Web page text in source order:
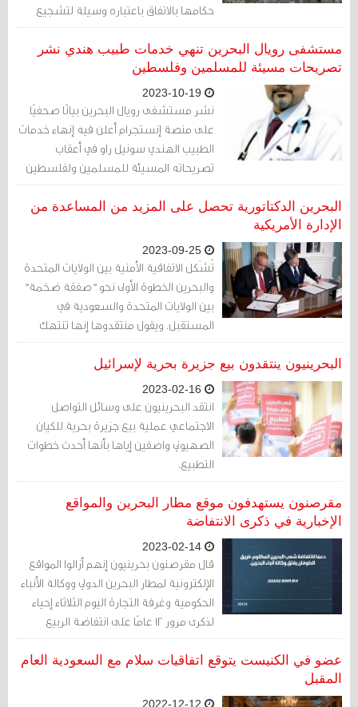
حكامها بالاتفاق باعتباره وسيلة لتشجيع
إسرائيل وإقناعها باتخاذ خطوات إيجابية
بشأن إنهاء احتلالها للأراضي الفلسطينية
وضمّها، وحذت حذوها كل من البحرين
والسودان والمغرب.
مستشفى رويال البحرين تنهي خدمات طبيب هندي نشر
تصريحات مسيئة للمسلمين وفلسطين
نشر مستشفى رويال البحرين بيانًا صحفيًا
على منصة إنستجرام أعلن فيه إنهاء خدمات
الطبيب الهندي سونيل راو في أعقاب
تصريحاته المسيئة للمسلمين ولفلسطين
على وسائل التواصل الاجتماعي.
البحرين الدكتاتورية تحصل على المزيد من المساعدة من
الإدارة الأمريكية
تُشَكل الاتفاقية الأمنية بين الولايات المتحدة
والبحرين الخطوة الأولى نحو "صفقة ضخمة"
بين الولايات المتحدة والسعودية في
المستقبل. ويقول منتقدوها إنها تنتهك
الدستور الأمريكي وتساعد جلادي البحرين.
البحرينيون ينتقدون بيع جزيرة بحرية لإسرائيل
انتقد البحرينيون على وسائل التواصل
الاجتماعي عملية بيع جزيرة بحرية للكيان
الصهيوني واصفين إياها بأنها أحدث خطوات
التطبيع.
مقرصنون يستهدفون موقع مطار البحرين والمواقع
الإخبارية في ذكرى الانتفاضة
قال مقرصنون بحرينيون إنهم أزالوا المواقع
الإلكترونية لمطار البحرين الدولي ووكالة الأنباء
الحكومية وغرفة التجارة اليوم الثلاثاء إحياء
لذكرى مرور 12 عامًا على انتفاضة الربيع
العربي في البحرين.
عضو في الكنيست يتوقع اتفاقيات سلام مع السعودية العام
المقبل